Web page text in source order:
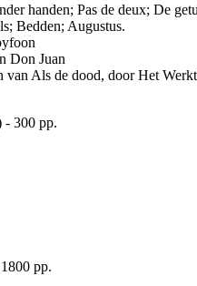
handen; Pas de deux; De
Bedden; Augustus.
Don Juan
van Als de dood, door Het
- 300 pp.
pp.